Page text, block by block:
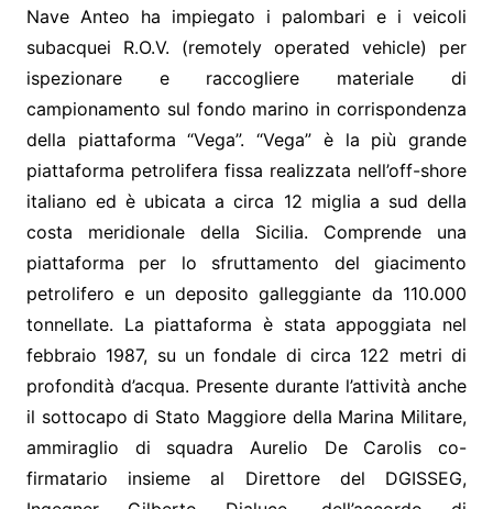
Nave Anteo ha impiegato i palombari e i veicoli
subacquei R.O.V. (remotely operated vehicle) per
ispezionare e raccogliere materiale di
campionamento sul fondo marino in corrispondenza
della piattaforma “Vega”. “Vega” è la più grande
piattaforma petrolifera fissa realizzata nell’off-shore
italiano ed è ubicata a circa 12 miglia a sud della
costa meridionale della Sicilia. Comprende una
piattaforma per lo sfruttamento del giacimento
petrolifero e un deposito galleggiante da 110.000
tonnellate. La piattaforma è stata appoggiata nel
febbraio 1987, su un fondale di circa 122 metri di
profondità d’acqua. Presente durante l’attività anche
il sottocapo di Stato Maggiore della Marina Militare,
ammiraglio di squadra Aurelio De Carolis co-
firmatario insieme al Direttore del DGISSEG,